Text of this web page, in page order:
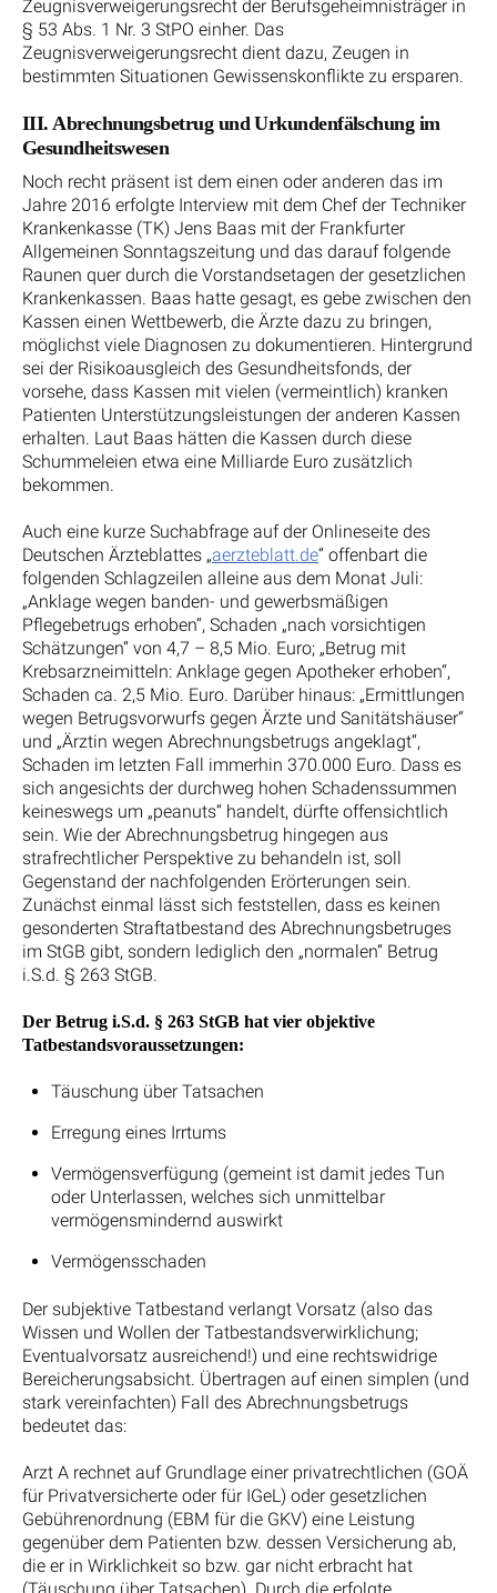
Zeugnisverweigerungsrecht der Berufsgeheimnisträger in
§ 53 Abs. 1 Nr. 3 StPO einher. Das
Zeugnisverweigerungsrecht dient dazu, Zeugen in
bestimmten Situationen Gewissenskonflikte zu ersparen.
III. Abrechnungsbetrug und Urkundenfälschung im
Gesundheitswesen
Noch recht präsent ist dem einen oder anderen das im
Jahre 2016 erfolgte Interview mit dem Chef der Techniker
Krankenkasse (TK) Jens Baas mit der Frankfurter
Allgemeinen Sonntagszeitung und das darauf folgende
Raunen quer durch die Vorstandsetagen der gesetzlichen
Krankenkassen. Baas hatte gesagt, es gebe zwischen den
Kassen einen Wettbewerb, die Ärzte dazu zu bringen,
möglichst viele Diagnosen zu dokumentieren. Hintergrund
sei der Risikoausgleich des Gesundheitsfonds, der
vorsehe, dass Kassen mit vielen (vermeintlich) kranken
Patienten Unterstützungsleistungen der anderen Kassen
erhalten. Laut Baas hätten die Kassen durch diese
Schummeleien etwa eine Milliarde Euro zusätzlich
bekommen.
Auch eine kurze Suchabfrage auf der Onlineseite des
Deutschen Ärzteblattes „aerzteblatt.de“ offenbart die
folgenden Schlagzeilen alleine aus dem Monat Juli:
„Anklage wegen banden- und gewerbsmäßigen
Pflegebetrugs erhoben“, Schaden „nach vorsichtigen
Schätzungen“ von 4,7 – 8,5 Mio. Euro; „Betrug mit
Krebsarzneimitteln: Anklage gegen Apotheker erhoben“,
Schaden ca. 2,5 Mio. Euro. Darüber hinaus: „Ermittlungen
wegen Betrugsvorwurfs gegen Ärzte und Sanitätshäuser“
und „Ärztin wegen Abrechnungsbetrugs angeklagt“,
Schaden im letzten Fall immerhin 370.000 Euro. Dass es
sich angesichts der durchweg hohen Schadenssummen
keineswegs um „peanuts“ handelt, dürfte offensichtlich
sein. Wie der Abrechnungsbetrug hingegen aus
strafrechtlicher Perspektive zu behandeln ist, soll
Gegenstand der nachfolgenden Erörterungen sein.
Zunächst einmal lässt sich feststellen, dass es keinen
gesonderten Straftatbestand des Abrechnungsbetruges
im StGB gibt, sondern lediglich den „normalen“ Betrug
i.S.d. § 263 StGB.
Der Betrug i.S.d. § 263 StGB hat vier objektive
Tatbestandsvoraussetzungen:
Täuschung über Tatsachen
Erregung eines Irrtums
Vermögensverfügung (gemeint ist damit jedes Tun
oder Unterlassen, welches sich unmittelbar
vermögensmindernd auswirkt
Vermögensschaden
Der subjektive Tatbestand verlangt Vorsatz (also das
Wissen und Wollen der Tatbestandsverwirklichung;
Eventualvorsatz ausreichend!) und eine rechtswidrige
Bereicherungsabsicht. Übertragen auf einen simplen (und
stark vereinfachten) Fall des Abrechnungsbetrugs
bedeutet das:
Arzt A rechnet auf Grundlage einer privatrechtlichen (GOÄ
für Privatversicherte oder für IGeL) oder gesetzlichen
Gebührenordnung (EBM für die GKV) eine Leistung
gegenüber dem Patienten bzw. dessen Versicherung ab,
die er in Wirklichkeit so bzw. gar nicht erbracht hat